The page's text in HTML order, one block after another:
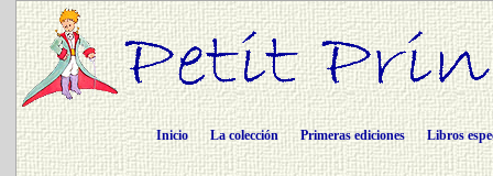
Inicio La colección Primeras ediciones Libros